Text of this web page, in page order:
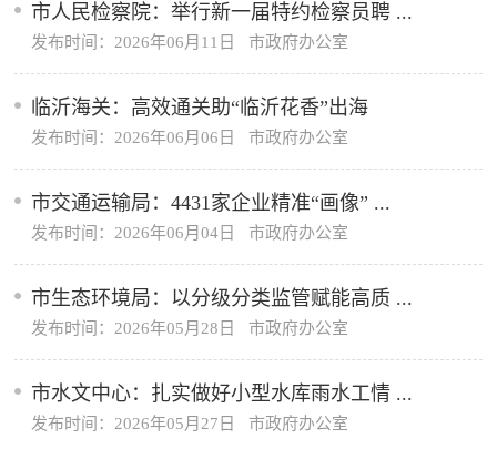
市人民检察院：举行新一届特约检察员聘 ...
发布时间：2026年06月11日 市政府办公室
临沂海关：高效通关助“临沂花香”出海
发布时间：2026年06月06日 市政府办公室
市交通运输局：4431家企业精准“画像” ...
发布时间：2026年06月04日 市政府办公室
市生态环境局：以分级分类监管赋能高质 ...
发布时间：2026年05月28日 市政府办公室
市水文中心：扎实做好小型水库雨水工情 ...
发布时间：2026年05月27日 市政府办公室